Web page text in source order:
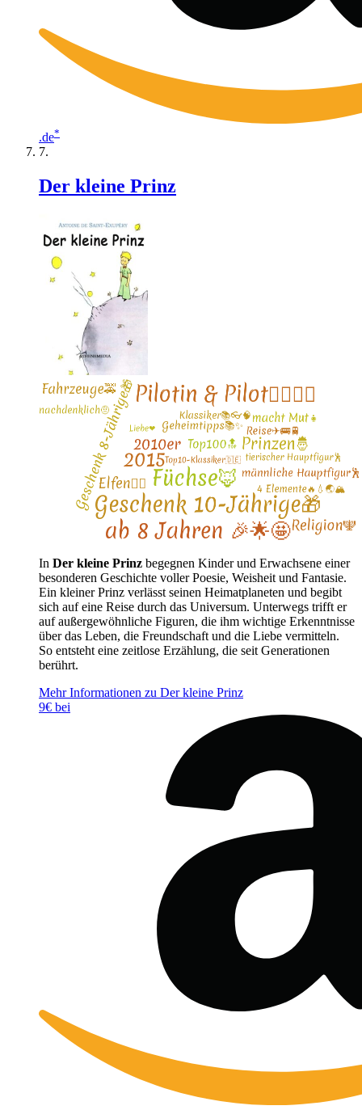
.de*
Der kleine Prinz
In Der kleine Prinz begegnen Kinder und Erwachsene einer
besonderen Geschichte voller Poesie, Weisheit und Fantasie.
Ein kleiner Prinz verlässt seinen Heimatplaneten und begibt
sich auf eine Reise durch das Universum. Unterwegs trifft er
auf außergewöhnliche Figuren, die ihm wichtige Erkenntnisse
über das Leben, die Freundschaft und die Liebe vermitteln.
So entsteht eine zeitlose Erzählung, die seit Generationen
berührt.
Mehr Informationen zu Der kleine Prinz
9€ bei